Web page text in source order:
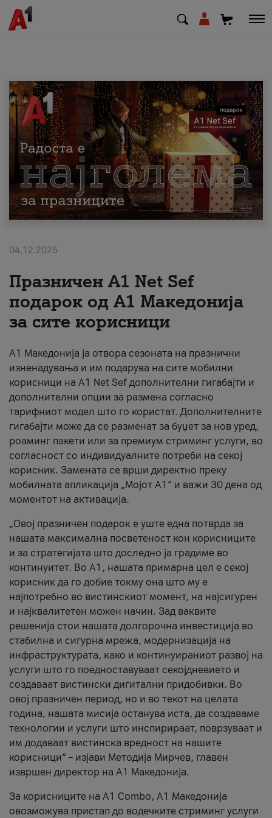
МК EN SQ
Приватни Деловни
Поддршка
Надополни кредит
За нас
#ПодобарОнлајн
04.12.2025
Празничен A1 Net Sеf
подарок од А1 Македонија
за сите корисници
А1 Македонија ја отвора сезоната на празнични
изненадувања и им подарува на сите мобилни
корисници на A1 Net Sef дополнителни гигабајти и
дополнителни опции за размена согласно
тарифниот модел што го користат. Дополнителните
гигабајти може да се разменат за буџет за нов уред,
роаминг пакети или за премиум стриминг услуги, во
согласност со индивидуалните потреби на секој
корисник. Замената се врши директно преку
мобилната апликација „Мојот А1“ и важи 30 дена од
моментот на активација.
„Овој празничен подарок е уште една потврда за
нашата максимална посветеност кон корисниците
и за стратегијата што доследно ја градиме во
континуитет. Во А1, нашата примарна цел е секој
корисник да го добие токму она што му е
најпотребно во вистинскиот момент, на најсигурен
и најквалитетен можен начин. Зад ваквите
решенија стои нашата долгорочна инвестиција во
стабилна и сигурна мрежа, модернизација на
инфраструктурата, како и континуираниот развој на
услуги што го поедноставуваат секојдневието и
создаваат вистински дигитални придобивки. Во
овој празничен период, но и во текот на целата
година, нашата мисија останува иста, да создаваме
технологии и услуги што инспирираат, поврзуваат и
им додаваат вистинска вредност на нашите
корисници“ – изјави Методија Мирчев, главен
извршен директор на А1 Македонија.
За корисниците на A1 Combo, А1 Македонија
овозможува пристап до водечките стриминг услуги